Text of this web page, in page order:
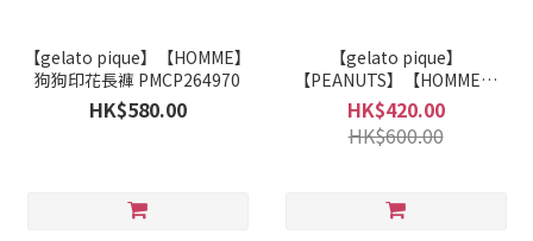
【gelato pique】【HOMME】
狗狗印花長褲 PMCP264970
HK$580.00
【gelato pique】
【PEANUTS】【HOMME】
Smoothie提花套頭衫
PMNT262955
HK$420.00
HK$600.00